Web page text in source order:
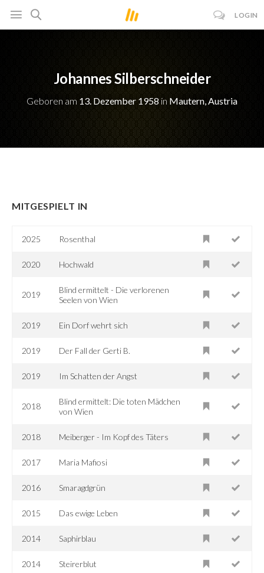
LOGIN
Johannes Silberschneider
Geboren am 13. Dezember 1958 in Mautern, Austria
MITGESPIELT IN
2025 Rosenthal
2020 Hochwald
2019
Blind ermittelt - Die verlorenen
Seelen von Wien
2019 Ein Dorf wehrt sich
2019 Der Fall der Gerti B.
2019 Im Schatten der Angst
2018
Blind ermittelt: Die toten Mädchen
von Wien
2018 Meiberger - Im Kopf des Täters
2017 Maria Mafiosi
2016 Smaragdgrün
2015 Das ewige Leben
2014 Saphirblau
2014 Steirerblut